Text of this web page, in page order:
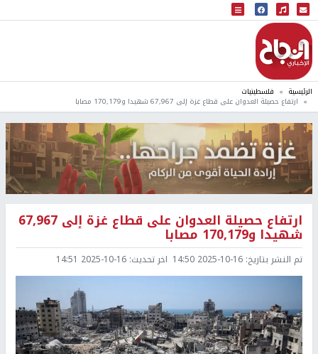
البث المباشر
إذاعة النجاح
الرئيسية فلسطينيات
ارتفاع حصيلة العدوان على قطاع غزة إلى 67,967 شهيدا و170,179 مصابا
ارتفاع حصيلة العدوان على قطاع غزة إلى 67,967
شهيدا و170,179 مصابا
تم النشر بتاريخ: 2025-10-16 14:50 اخر تحديث: 2025-10-16 14:51